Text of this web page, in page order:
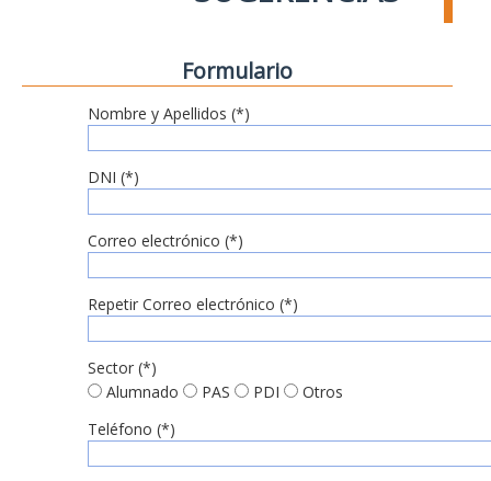
Formulario
Nombre y Apellidos (*)
DNI (*)
Correo electrónico (*)
Repetir Correo electrónico (*)
Sector (*)
Alumnado
PAS PDI
Otros
Teléfono (*)